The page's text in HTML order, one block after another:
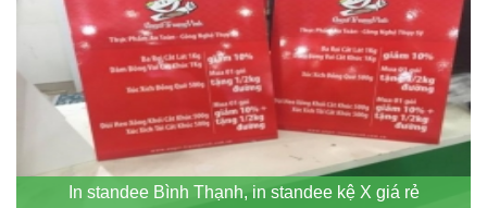
In standee Bình Thạnh, in standee kệ X giá rẻ